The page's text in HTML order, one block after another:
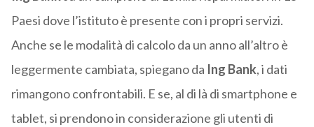
Paesi dove l’istituto è presente con i propri servizi.
Anche se le modalità di calcolo da un anno all’altro è
leggermente cambiata, spiegano da Ing Bank, i dati
rimangono confrontabili. E se, al di là di smartphone e
tablet, si prendono in considerazione gli utenti di